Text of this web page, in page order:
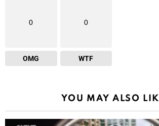
0
OMG
0
WTF
YOU MAY ALSO